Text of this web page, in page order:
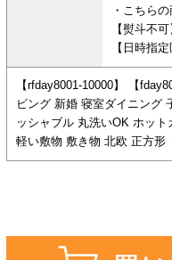
・こちら
【熨斗不可
【日時指
【rfday8001-10000】 【
ビング 新婚 寝室ダイニング
ッシャブル 丸洗いOK ホッ
軽い敷物 敷き物 北欧 正方形